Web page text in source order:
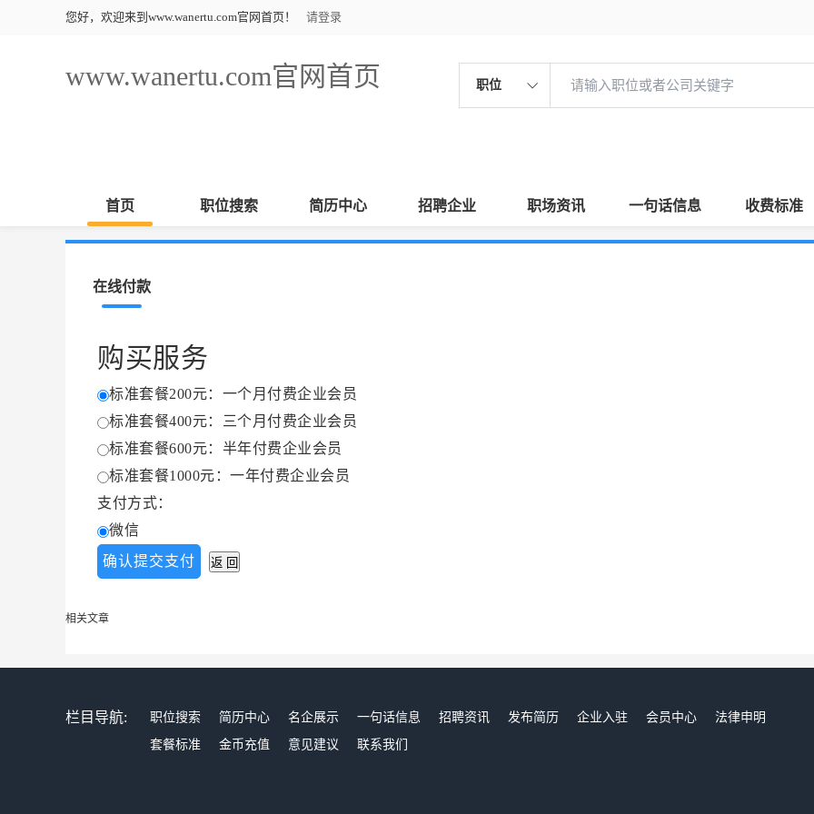
您好，欢迎来到www.wanertu.com官网首页！ 请登录
www.wanertu.com官网首页 职位
首页 职位搜索 简历中心 招聘企业 职场资讯 一句话信息 收费标准
在线付款
购买服务
标准套餐200元：一个月付费企业会员
标准套餐400元：三个月付费企业会员
标准套餐600元：半年付费企业会员
标准套餐1000元：一年付费企业会员
支付方式：
微信
相关文章
栏目导航: 职位搜索 简历中心 名企展示 一句话信息 招聘资讯 发布简历 企业入驻 会员中心
法律申明
套餐标准
金币充值 意见建议 联系我们